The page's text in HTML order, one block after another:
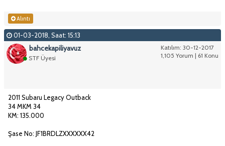
Alıntı
01-03-2018, Saat: 15:13
Katılım: 30-12-2017
1,105 Yorum | 61 Konu
bahcekapiliyavuz
STF Üyesi
2011 Subaru Legacy Outback
34 MKM 34
KM: 135.000
Şase No: JF1BRDLZXXXXXX42